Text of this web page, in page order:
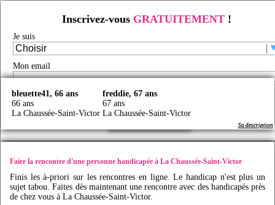
Inscrivez-vous GRATUITEMENT !
Je suis
Mon email
Je certifie être majeur(e) et avoir lu et accepté les
Créer mon profil
Rencontre handicap/Rencontre handicap en France/Rencontre personne handicapée/
Rencontre personne handicapée Centre
Faites des rencontres handicap à La Chaussée-Saint-Victor avecIdylive
bleuette41, 66 ans
66 ans
La Chaussée-Saint-Victor
Sa description
freddie, 67 ans
67 ans
La Chaussée-Saint-Victor
Sa description
Faire la rencontre d'une personne handicapée à La Chaussée-Saint-Victor
Finis les à-priori sur les rencontres en ligne. Le handicap n'est plus un
sujet tabou. Faites dès maintenant une rencontre avec des handicapés près
de chez vous à La Chaussée-Saint-Victor.